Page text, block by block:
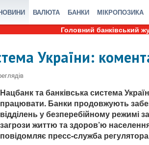
ВАЛЮТА БАНКИ МІКРОПОЗИКА
Головний банківський
України:
Нацбанк та банківська система
працювати. Банки продовжують
відділень у безперебійному режимі
загрози життю та здоров’ю
повідомляє пресс-служба